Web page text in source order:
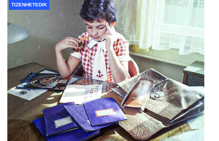
TIZENHETEDIK